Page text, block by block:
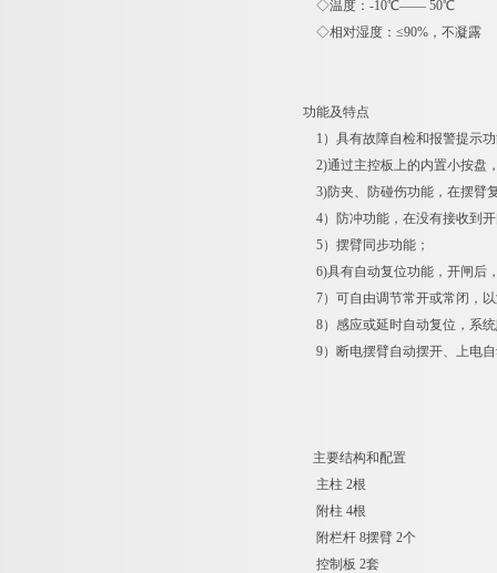
◇温度：-10℃—— 50℃
◇相对湿度：≤90%，不凝露
功能及特点
1）具有故障自检和报警提示
2)通过主控板上的内置小按盘
3)防夹、防碰伤功能，在摆臂
4）防冲功能，在没有接收到
5）摆臂同步功能；
6)具有自动复位功能，开闸后
7）可自由调节常开或常闭，
8）感应或延时自动复位，系
9）断电摆臂自动摆开、上电
主要结构和配置
主柱 2根
附柱 4根
附栏杆 8摆臂 2个
控制板 2套